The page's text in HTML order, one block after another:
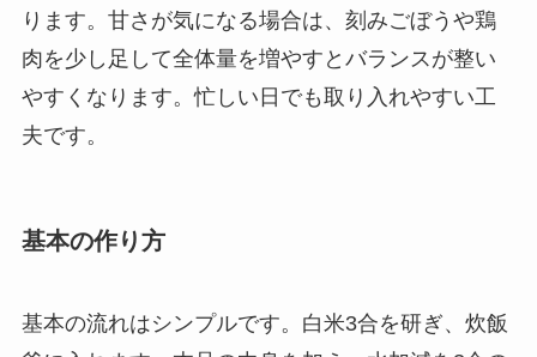
ります。甘さが気になる場合は、刻みごぼうや鶏
肉を少し足して全体量を増やすとバランスが整い
やすくなります。忙しい日でも取り入れやすい工
夫です。
基本の作り方
基本の流れはシンプルです。白米3合を研ぎ、炊飯